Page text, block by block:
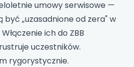
umowy serwisowe —
„uzasadnione od zera" w
ich do ZBB
uczestników.
rygorystycznie.